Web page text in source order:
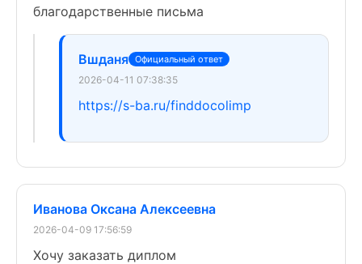
благодарственные письма
Вшданя Официальный ответ
2026-04-11 07:38:35
https://s-ba.ru/finddocolimp
Иванова Оксана Алексеевна
2026-04-09 17:56:59
Хочу заказать диплом